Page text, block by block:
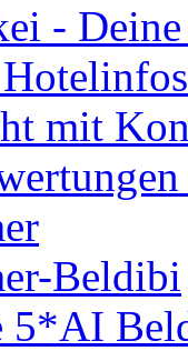
-
mit
Beldibi
5*AI